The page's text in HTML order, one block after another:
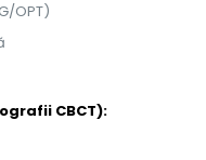
OPT)
CBCT):